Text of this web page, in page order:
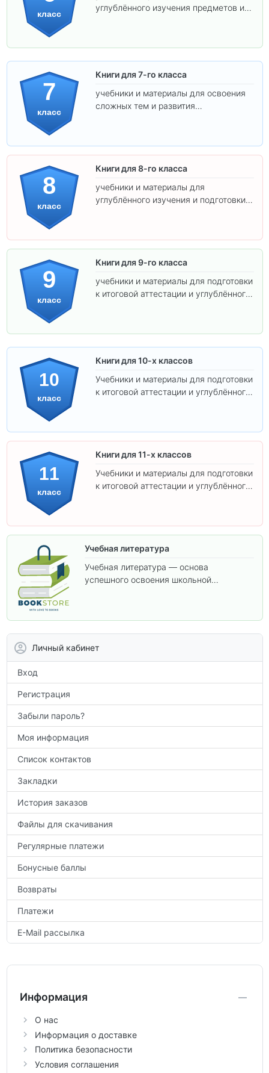
класс
углублённого изучения предметов и
7
класс
Книги для 7-го класса
учебники и материалы для освоения
сложных тем и развития
8
класс
Книги для 8-го класса
учебники и материалы для
углублённого изучения и подготовки к
9
класс
Книги для 9-го класса
учебники и материалы для подготовки
к итоговой аттестации и углублённого
10
класс
Книги для 10-х классов
Учебники и материалы для подготовки
к итоговой аттестации и углублённого
11
класс
Книги для 11-х классов
Учебники и материалы для подготовки
к итоговой аттестации и углублённого
Учебная литература
Учебная литература — основа
успешного освоения школьной
Личный кабинет
Вход
Регистрация
Забыли пароль?
Моя информация
Список контактов
Закладки
История заказов
Файлы для скачивания
Регулярные платежи
Бонусные баллы
Возвраты
Платежи
E-Mail рассылка
Информация
О нас
Информация о доставке
Политика безопасности
Условия соглашения